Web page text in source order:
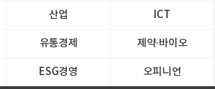
산업 ICT
유통경제 제약∙바이오
ESG경영 오피니언